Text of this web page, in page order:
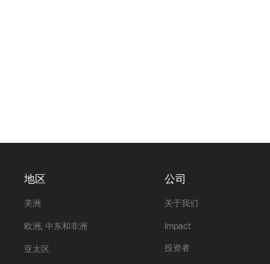
地区
美洲
欧洲, 中东和非洲
亚太区
公司
关于我们
Impact
投资者